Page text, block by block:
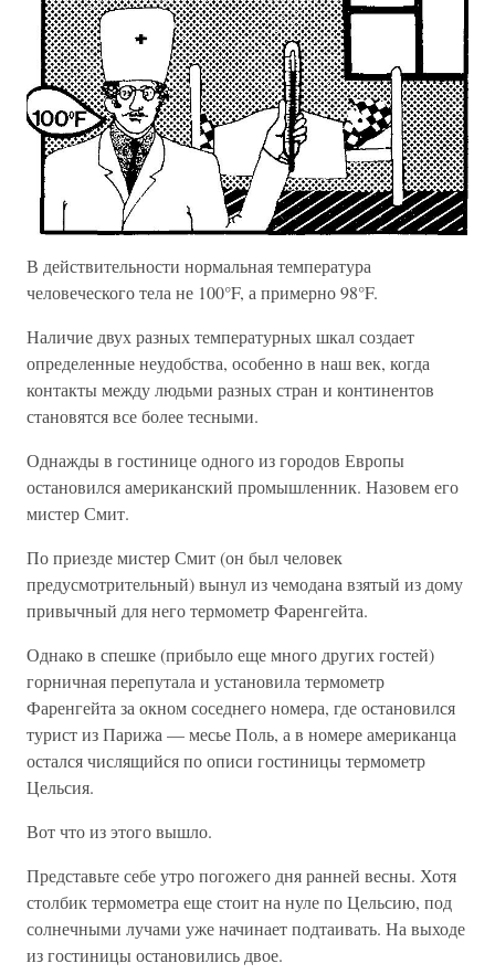
В действительности нормальная температура
человеческого тела не 100°F, а примерно 98°F.
Наличие двух разных температурных шкал создает
определенные неудобства, особенно в наш век, когда
контакты между людьми разных стран и континентов
становятся все более тесными.
Однажды в гостинице одного из городов Европы
остановился американский промышленник. Назовем его
мистер Смит.
По приезде мистер Смит (он был человек
предусмотрительный) вынул из чемодана взятый из дому
привычный для него термометр Фаренгейта.
Однако в спешке (прибыло еще много других гостей)
горничная перепутала и установила термометр
Фаренгейта за окном соседнего номера, где остановился
турист из Парижа — месье Поль, а в номере американца
остался числящийся по описи гостиницы термометр
Цельсия.
Вот что из этого вышло.
Представьте себе утро погожего дня ранней весны. Хотя
столбик термометра еще стоит на нуле по Цельсию, под
солнечными лучами уже начинает подтаивать. На выходе
из гостиницы остановились двое.